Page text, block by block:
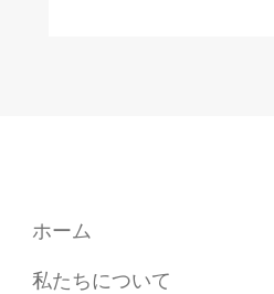
ホーム
私たちについて